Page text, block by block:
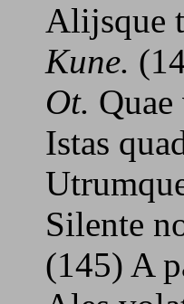
Alijsque
Kune.
Ot. Quae
Istas
Silente
(145) A